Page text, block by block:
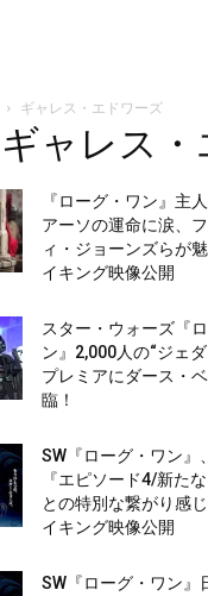
ギャレス・エドワーズ
ャレス
『ローグ・ワン』主
アーソの運命に涙、
ィ・ジョーンズらが
イキング映像公開
スター・ウォーズ『
ン』2,000人の“ジェ
プレミアにダース・
臨！
SW『ローグ・ワン』
『エピソード4/新たな
との特別な繋がり感
イキング映像公開
SW『ローグ・ワン』